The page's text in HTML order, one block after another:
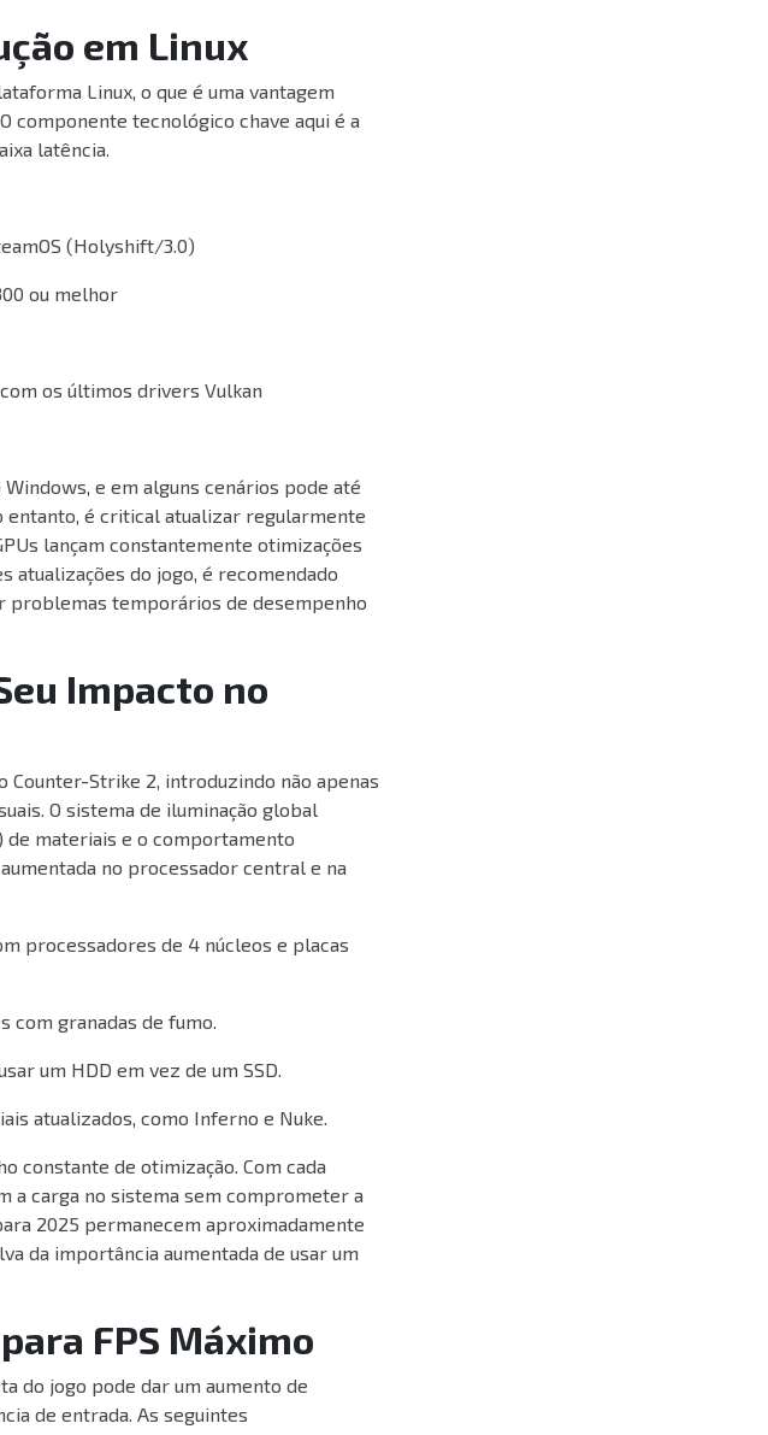
em Linux
Linux, o que é uma vantagem
componente tecnológico chave aqui é a
latência.
(Holyshift/3.0)
ou melhor
os últimos drivers Vulkan
e em alguns cenários pode até
entanto, é critical atualizar regularmente
lançam constantemente otimizações
atualizações do jogo, é recomendado
problemas temporários de desempenho
Impacto no
Counter-Strike 2, introduzindo não apenas
O sistema de iluminação global
de materiais e o comportamento
no processador central e na
processadores de 4 núcleos e placas
com granadas de fumo.
um HDD em vez de um SSD.
atualizados, como Inferno e Nuke.
constante de otimização. Com cada
a carga no sistema sem comprometer a
2025 permanecem aproximadamente
da importância aumentada de usar um
FPS Máximo
do jogo pode dar um aumento de
de entrada. As seguintes